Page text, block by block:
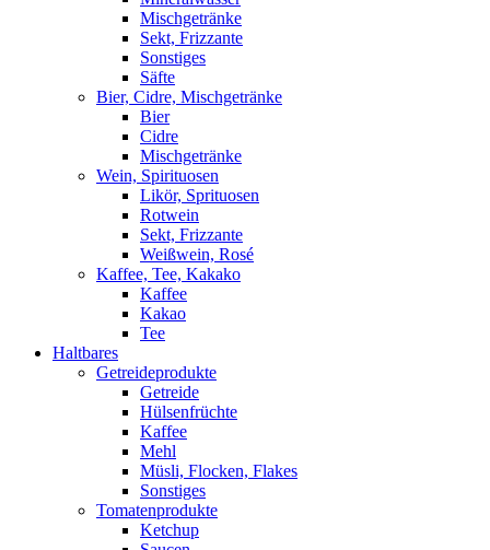
Mischgetränke
Sekt, Frizzante
Sonstiges
Säfte
Bier, Cidre, Mischgetränke
Bier
Cidre
Mischgetränke
Wein, Spirituosen
Likör, Sprituosen
Rotwein
Sekt, Frizzante
Weißwein, Rosé
Kaffee, Tee, Kakako
Kaffee
Kakao
Tee
Haltbares
Getreideprodukte
Getreide
Hülsenfrüchte
Kaffee
Mehl
Müsli, Flocken, Flakes
Sonstiges
Tomatenprodukte
Ketchup